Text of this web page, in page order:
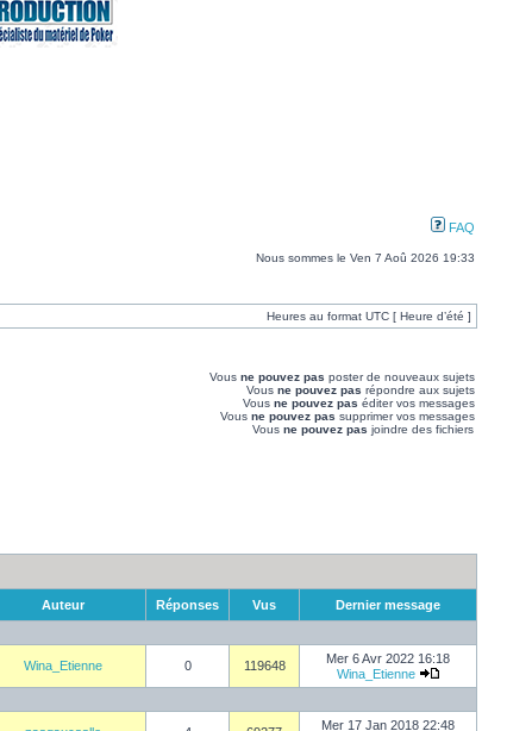
FAQ
Nous sommes le Ven 7 Aoû 2026 19:33
Heures au format UTC [ Heure d’été ]
Vous ne pouvez pas poster de nouveaux sujets
Vous ne pouvez pas répondre aux sujets
Vous ne pouvez pas éditer vos messages
Vous ne pouvez pas supprimer vos messages
Vous ne pouvez pas joindre des fichiers
Auteur Réponses Vus Dernier message
Wina_Etienne 0 119648
Mer 6 Avr 2022 16:18
Wina_Etienne
Mer 17 Jan 2018 22:48